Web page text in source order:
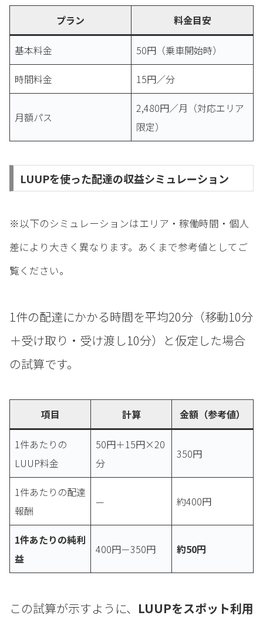
プラン 料金目安
基本料金 50円（乗車開始時）
時間料金 15円／分
月額パス
2,480円／月（対応エリア
限定）
LUUPを使った配達の収益シミュレーション
※以下のシミュレーションはエリア・稼働時間・個人
差により大きく異なります。あくまで参考値としてご
覧ください。
1件の配達にかかる時間を平均20分（移動10分
＋受け取り・受け渡し10分）と仮定した場合
の試算です。
項目 計算 金額（参考値）
1件あたりの
LUUP料金
50円＋15円×20
分
350円
1件あたりの配達
報酬
— 約400円
1件あたりの純利
益
400円－350円 約50円
この試算が示すように、 LUUPをスポット利用